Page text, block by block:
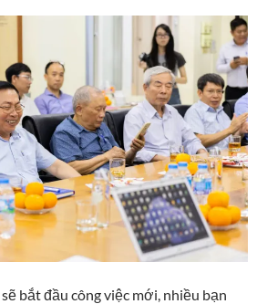
bắt đầu công việc mới, nhiều bạn